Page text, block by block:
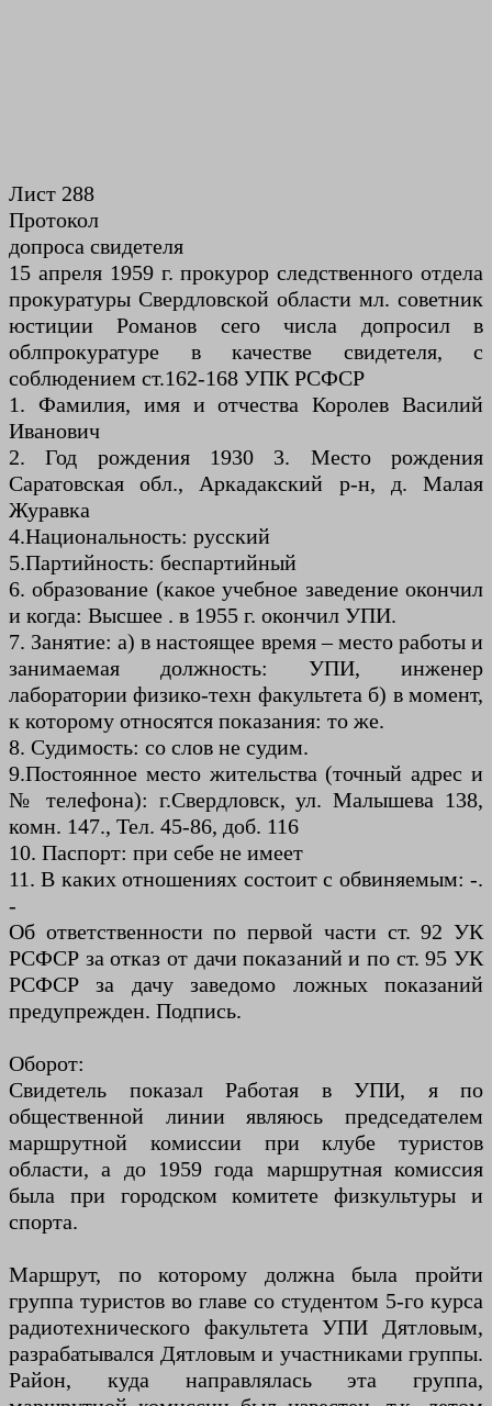
Лист 288
Протокол
допроса свидетеля
15 апреля 1959 г. прокурор следственного отдела
прокуратуры Свердловской области мл. советник
юстиции Романов сего числа допросил в
облпрокуратуре в качестве свидетеля, с
соблюдением ст.162-168 УПК РСФСР
1. Фамилия, имя и отчества Королев Василий
Иванович
2. Год рождения 1930 3. Место рождения
Саратовская обл., Аркадакский р-н, д. Малая
Журавка
4.Национальность: русский
5.Партийность: беспартийный
6. образование (какое учебное заведение окончил
и когда: Высшее . в 1955 г. окончил УПИ.
7. Занятие: а) в настоящее время – место работы и
занимаемая должность: УПИ, инженер
лаборатории физико-техн факультета б) в момент,
к которому относятся показания: то же.
8. Судимость: со слов не судим.
9.Постоянное место жительства (точный адрес и
№ телефона): г.Свердловск, ул. Малышева 138,
комн. 147., Тел. 45-86, доб. 116
10. Паспорт: при себе не имеет
11. В каких отношениях состоит с обвиняемым: -.
-
Об ответственности по первой части ст. 92 УК
РСФСР за отказ от дачи показаний и по ст. 95 УК
РСФСР за дачу заведомо ложных показаний
предупрежден. Подпись.
Оборот:
Свидетель показал Работая в УПИ, я по
общественной линии являюсь председателем
маршрутной комиссии при клубе туристов
области, а до 1959 года маршрутная комиссия
была при городском комитете физкультуры и
спорта.
Маршрут, по которому должна была пройти
группа туристов во главе со студентом 5-го курса
радиотехнического факультета УПИ Дятловым,
разрабатывался Дятловым и участниками группы.
Район, куда направлялась эта группа,